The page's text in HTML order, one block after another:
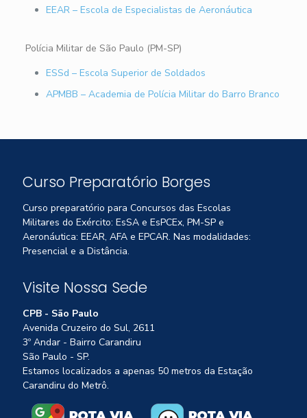
EEAR – Escola de Especialistas de Aeronáutica
Polícia Militar de São Paulo (PM-SP)
ESSd – Escola Superior de Soldados
APMBB – Academia de Polícia Militar do Barro Branco
Curso Preparatório Borges
Curso preparatório para Concursos das Escolas
Militares do Exército: EsSA e EsPCEx, PM-SP e
Aeronáutica: EEAR, AFA e EPCAR. Nas modalidades:
Presencial e a Distância.
Visite Nossa Sede
CPB - São Paulo
Avenida Cruzeiro do Sul, 2611
3º Andar - Bairro Carandiru
São Paulo - SP.
Estamos localizados a apenas 50 metros da Estação
Carandiru do Metrô.